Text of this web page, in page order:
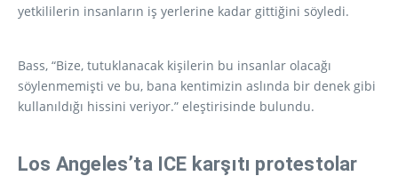
yetkililerin insanların iş yerlerine kadar gittiğini söyledi.
Bass, “Bize, tutuklanacak kişilerin bu insanlar olacağı
söylenmemişti ve bu, bana kentimizin aslında bir denek gibi
kullanıldığı hissini veriyor.” eleştirisinde bulundu.
Los Angeles’ta ICE karşıtı protestolar